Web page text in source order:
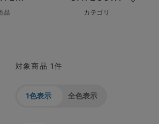
品 カテゴリ
対象商品 1件
1色表示 全色表示